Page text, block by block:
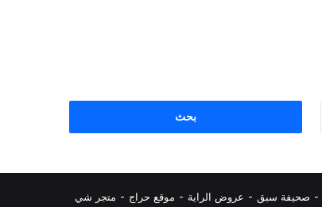
- صحيفة سبق - عروض الراية - موقع حراج - متجر شي